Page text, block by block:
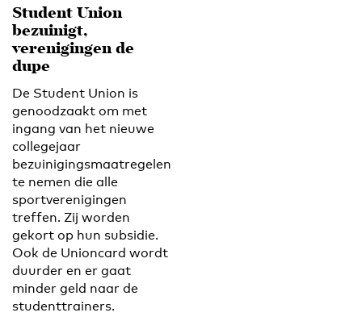
Student Union
bezuinigt,
verenigingen de
dupe
De Student Union is
genoodzaakt om met
ingang van het nieuwe
collegejaar
bezuinigingsmaatregelen
te nemen die alle
sportverenigingen
treffen. Zij worden
gekort op hun subsidie.
Ook de Unioncard wordt
duurder en er gaat
minder geld naar de
studenttrainers.